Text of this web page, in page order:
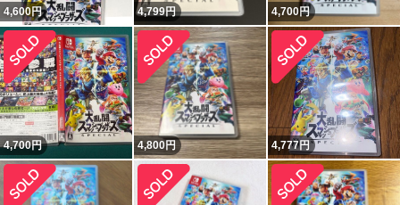
4,600円 4,799円 4,700円
4,700円 4,800円 4,777円